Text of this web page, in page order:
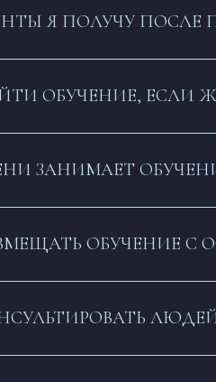
Я ПОЛУЧУ ПОСЛЕ
ОБУЧЕНИЕ, ЕСЛИ
ЗАНИМАЕТ
ОБУЧЕНИЕ С